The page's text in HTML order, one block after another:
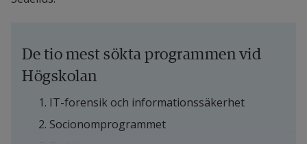
De tio mest sökta programmen vid
Högskolan
IT-forensik och informationssäkerhet
Socionomprogrammet